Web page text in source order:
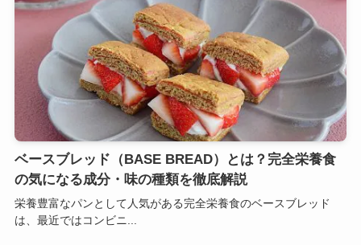
ベースブレッド（BASE BREAD）とは？完全栄養食
の気になる成分・味の種類を徹底解説
栄養豊富なパンとして人気がある完全栄養食のベースブレッド
は、最近ではコンビニ...